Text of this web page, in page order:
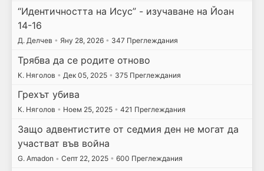
“Идентичността на Исус” - изучаване на Йоан
14-16
Д. Делчев • Яну 28, 2026 • 347 Преглеждания
Трябва да се родите отново
К. Няголов • Дек 05, 2025 • 375 Преглеждания
Грехът убива
К. Няголов • Ноем 25, 2025 • 421 Преглеждания
Защо адвентистите от седмия ден не могат да
участват във война
G. Amadon • Септ 22, 2025 • 600 Преглеждания